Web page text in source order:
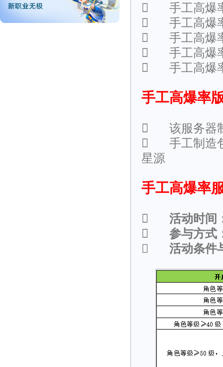

手工高爆

手工高爆

手工高爆

手工高爆

手工高爆
手工高爆率

该服务器

手工制造
星源
手工高爆率

活动时间

参与方式

活动条件